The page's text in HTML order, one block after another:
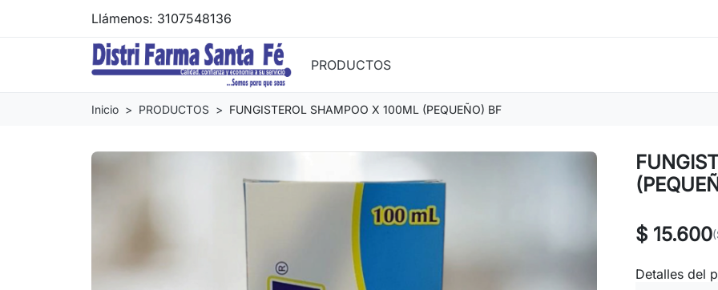
Llámenos: 3107548136
PRODUCTOS
Inicio PRODUCTOS FUNGISTEROL SHAMPOO X 100ML (PEQUEÑO) BF
$ 15.600
Detalles del